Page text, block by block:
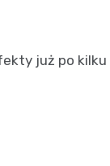
już po kilku